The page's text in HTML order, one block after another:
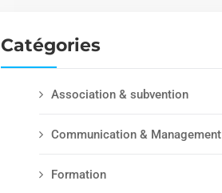
Catégories
Association & subvention
Communication & Management
Formation